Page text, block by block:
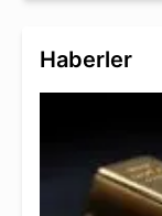
Haberler